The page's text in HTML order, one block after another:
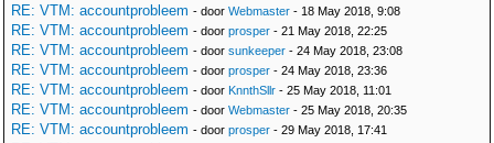
RE: VTM: accountprobleem - door Webmaster - 18 May 2018, 9:08
RE: VTM: accountprobleem - door prosper - 21 May 2018, 22:25
RE: VTM: accountprobleem - door sunkeeper - 24 May 2018, 23:08
RE: VTM: accountprobleem - door prosper - 24 May 2018, 23:36
RE: VTM: accountprobleem - door KnnthSllr - 25 May 2018, 11:01
RE: VTM: accountprobleem - door Webmaster - 25 May 2018, 20:35
RE: VTM: accountprobleem - door prosper - 29 May 2018, 17:41